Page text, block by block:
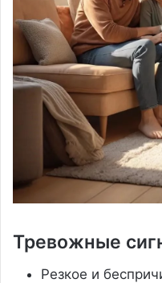
Тревожные
Резкое и